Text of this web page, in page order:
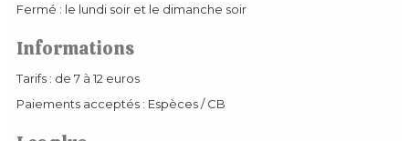
Fermé : le lundi soir et le dimanche soir
Informations
Tarifs : de 7 à 12 euros
Paiements acceptés : Espèces / CB